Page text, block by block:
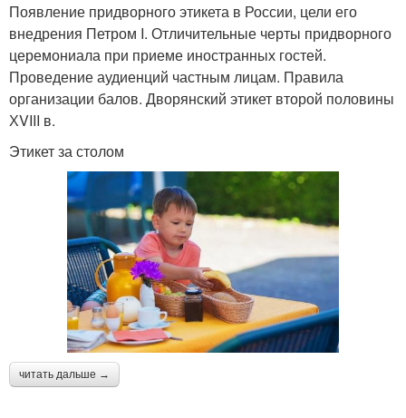
Появление придворного этикета в России, цели его
внедрения Петром I. Отличительные черты придворного
церемониала при приеме иностранных гостей.
Проведение аудиенций частным лицам. Правила
организации балов. Дворянский этикет второй половины
ХVIII в.
Этикет за столом
читать дальше →